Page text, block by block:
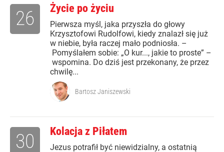
Życie po życiu
Pierwsza myśl, jaka przyszła do głowy
Krzysztofowi Rudolfowi, kiedy znalazł się już
w niebie, była raczej mało podniosła. –
Pomyślałem sobie: „O kur..., jakie to proste” –
wspomina. Do dziś jest przekonany, że przez
chwilę...
26
Bartosz Janiszewski
Kolacja z Piłatem
Jezus potrafił być niewidzialny, a ostatnią
30